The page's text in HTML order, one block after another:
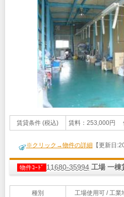
賃貸条件 (税込) 賃料：253,000円
※クリック→物件の詳細 【更新日
物件ｺｰﾄﾞ 11680-35994 工場 一棟
種別 工場使用可 / 工業